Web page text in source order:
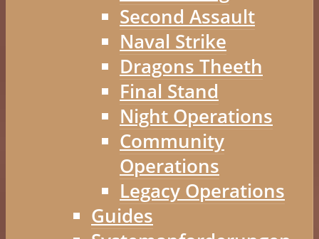
Second Assault
Naval Strike
Dragons Theeth
Final Stand
Night Operations
Community
Operations
Legacy Operations
Guides